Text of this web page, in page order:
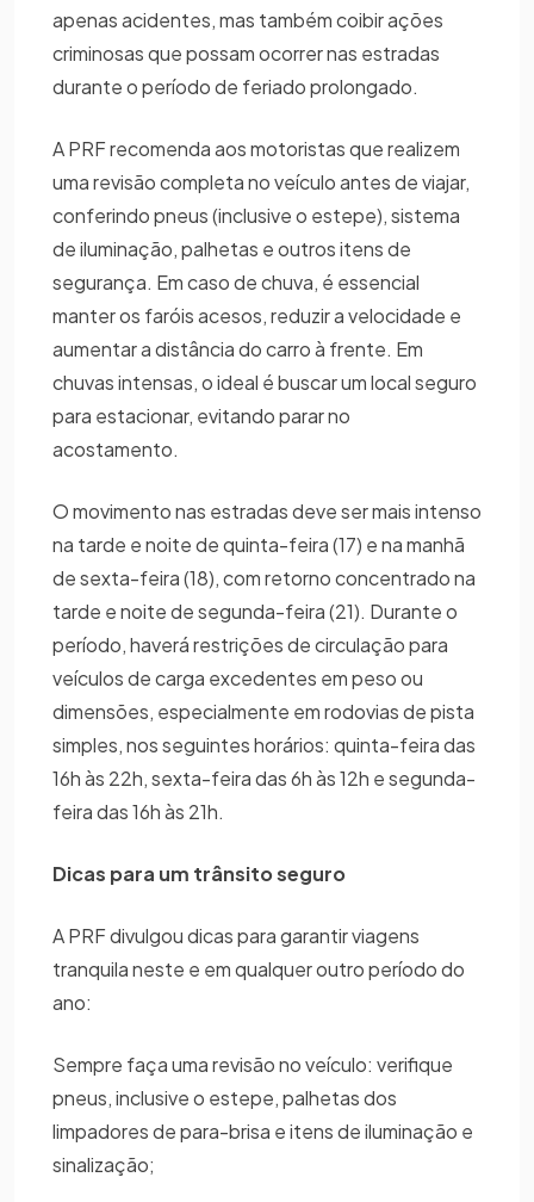
apenas acidentes, mas também coibir ações
criminosas que possam ocorrer nas estradas
durante o período de feriado prolongado.
A PRF recomenda aos motoristas que realizem
uma revisão completa no veículo antes de viajar,
conferindo pneus (inclusive o estepe), sistema
de iluminação, palhetas e outros itens de
segurança. Em caso de chuva, é essencial
manter os faróis acesos, reduzir a velocidade e
aumentar a distância do carro à frente. Em
chuvas intensas, o ideal é buscar um local seguro
para estacionar, evitando parar no
acostamento.
O movimento nas estradas deve ser mais intenso
na tarde e noite de quinta-feira (17) e na manhã
de sexta-feira (18), com retorno concentrado na
tarde e noite de segunda-feira (21). Durante o
período, haverá restrições de circulação para
veículos de carga excedentes em peso ou
dimensões, especialmente em rodovias de pista
simples, nos seguintes horários: quinta-feira das
16h às 22h, sexta-feira das 6h às 12h e segunda-
feira das 16h às 21h.
Dicas para um trânsito seguro
A PRF divulgou dicas para garantir viagens
tranquila neste e em qualquer outro período do
ano:
Sempre faça uma revisão no veículo: verifique
pneus, inclusive o estepe, palhetas dos
limpadores de para-brisa e itens de iluminação e
sinalização;